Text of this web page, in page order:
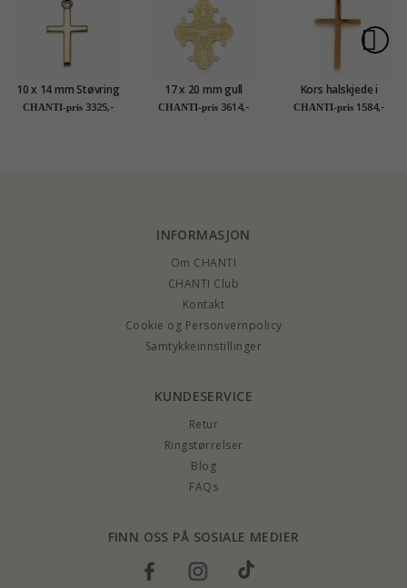
10 x 14 mm Støvring
Design kors anheng i
CHANTI-pris 3325,-
17 x 20 mm gull
dagmarkors i 8 karat
CHANTI-pris 3614,-
Kors halskjede i
forgylt sølv med
CHANTI-pris 1584,-
INFORMASJON
Om CHANTI
CHANTI Club
Kontakt
Cookie og Personvernpolicy
Samtykkeinnstillinger
KUNDESERVICE
Retur
Ringstørrelser
Blog
FAQs
FINN OSS PÅ SOSIALE MEDIER